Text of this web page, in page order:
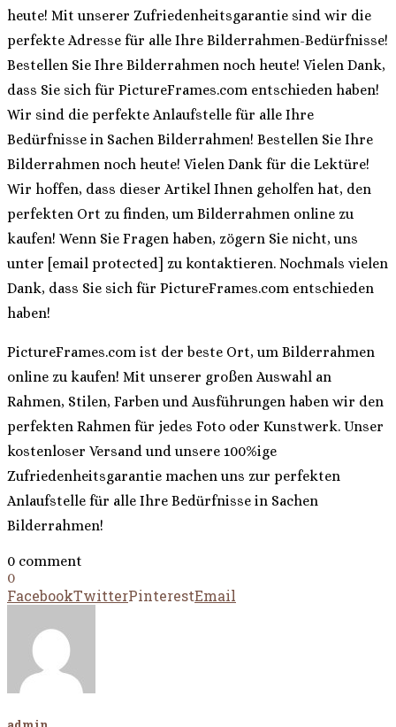
heute! Mit unserer Zufriedenheitsgarantie sind wir die
perfekte Adresse für alle Ihre Bilderrahmen-Bedürfnisse!
Bestellen Sie Ihre Bilderrahmen noch heute! Vielen Dank,
dass Sie sich für PictureFrames.com entschieden haben!
Wir sind die perfekte Anlaufstelle für alle Ihre
Bedürfnisse in Sachen Bilderrahmen! Bestellen Sie Ihre
Bilderrahmen noch heute! Vielen Dank für die Lektüre!
Wir hoffen, dass dieser Artikel Ihnen geholfen hat, den
perfekten Ort zu finden, um Bilderrahmen online zu
kaufen! Wenn Sie Fragen haben, zögern Sie nicht, uns
unter [email protected] zu kontaktieren. Nochmals vielen
Dank, dass Sie sich für PictureFrames.com entschieden
haben!
PictureFrames.com ist der beste Ort, um Bilderrahmen
online zu kaufen! Mit unserer großen Auswahl an
Rahmen, Stilen, Farben und Ausführungen haben wir den
perfekten Rahmen für jedes Foto oder Kunstwerk. Unser
kostenloser Versand und unsere 100%ige
Zufriedenheitsgarantie machen uns zur perfekten
Anlaufstelle für alle Ihre Bedürfnisse in Sachen
Bilderrahmen!
0 comment
0
FacebookTwitterPinterestEmail